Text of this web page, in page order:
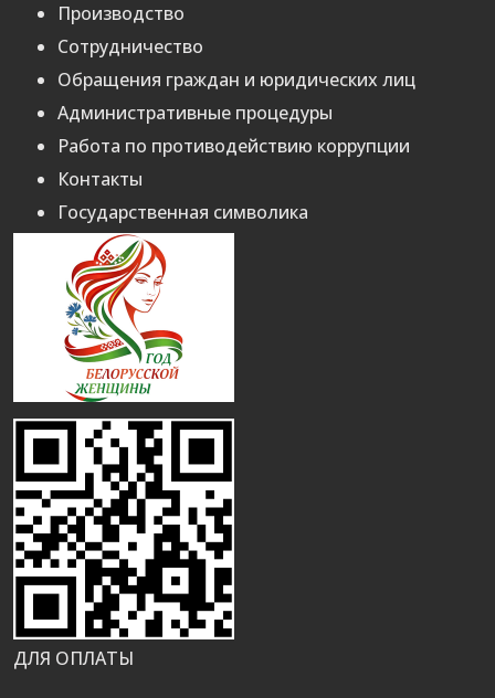
Производство
Сотрудничество
Обращения граждан и юридических лиц
Административные процедуры
Работа по противодействию коррупции
Контакты
Государственная символика
ДЛЯ ОПЛАТЫ